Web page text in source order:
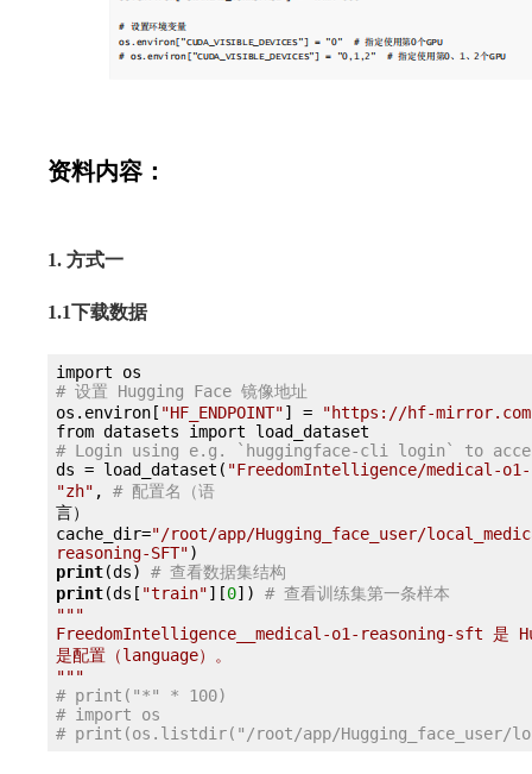
资料内容：
1. 方式一
1.1下载数据
# 设置 Hugging Face 镜像地址
os.environ[ "HF_ENDPOINT"] =
"https://hf-
# Login using e.g. `huggingface-cli login` to
ds = load_dataset( "FreedomIntelligence/medical-o1-
"zh" , # 配置名（语
言）
cache_dir="/root/app/Hugging_face_user/
reasoning-SFT"
print(ds) # 查看数据集结构
print(ds[ "train"][0]) # 查看训练集第一条样本
"""
FreedomIntelligence__medical-o1-reasoning-sft 是
是配置（language）。
"""
# print("*" * 100)
# import os
# print(os.listdir("/root/app/Hugging_face_user/